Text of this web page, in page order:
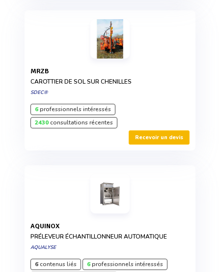
MRZB
CAROTTIER DE SOL SUR CHENILLES
SDEC®
6professionnels intéressés
2430consultations récentes
Recevoir un devis
AQUINOX
PRÉLEVEUR ÉCHANTILLONNEUR AUTOMATIQUE
AQUALYSE
6contenus liés 6professionnels intéressés